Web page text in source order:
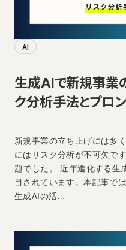
AI
生成AIで新規事業
ク分析手法とプロ
新規事業の立ち上げには多
にはリスク分析が不可欠で
題でした。 近年進化する生
目されています。本記事で
生成AIの活…